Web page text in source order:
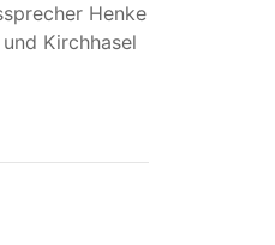
Henke
Kirchhasel